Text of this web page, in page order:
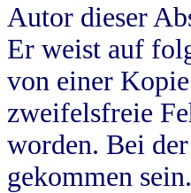
Autor dieser
Er weist auf
von einer
zweifelsfreie
worden. Bei
gekommen